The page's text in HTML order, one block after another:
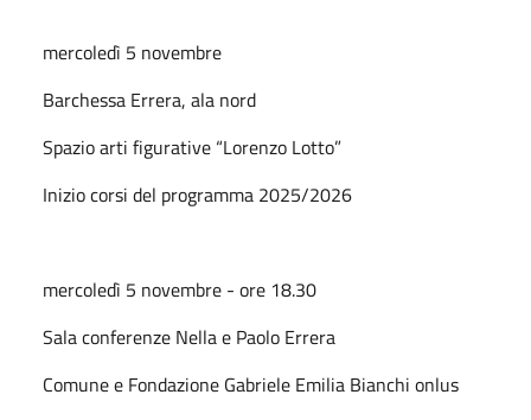
mercoledì 5 novembre
Barchessa Errera, ala nord
Spazio arti figurative “Lorenzo Lotto”
Inizio corsi del programma 2025/2026
mercoledì 5 novembre - ore 18.30
Sala conferenze Nella e Paolo Errera
Comune e Fondazione Gabriele Emilia Bianchi onlus